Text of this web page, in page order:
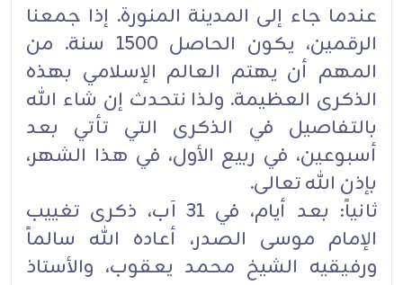
عندما جاء إلى المدينة المنورة. إذا جمعنا
الرقمين، يكون ‏الحاصل 1500 سنة. من
المهم أن يهتم العالم الإسلامي بهذه
الذكرى العظيمة. ولذا نتحدث إن شاء الله
بالتفاصيل في ‏الذكرى التي تأتي بعد
أسبوعين، في ربيع الأول، في هذا الشهر،
بإذن الله تعالى‎.‎
ثانياً: بعد أيام، في 31 آب، ذكرى تغييب
الإمام موسى الصدر، أعاده الله سالماً
ورفيقيه الشيخ محمد يعقوب، والأستاذ